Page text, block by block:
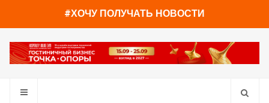
#ХОЧУ ПОЛУЧАТЬ НОВОСТИ